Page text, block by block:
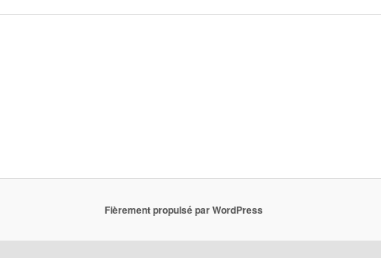
Fièrement propulsé par WordPress